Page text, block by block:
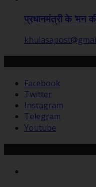
प्रधानमंत्री के 'मन
Facebook
Twitter
Instagram
Telegram
Youtube